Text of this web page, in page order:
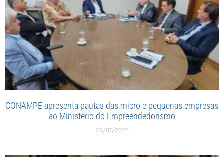
CONAMPE apresenta pautas das micro e pequenas empresas
ao Ministério do Empreendedorismo
29/07/2026